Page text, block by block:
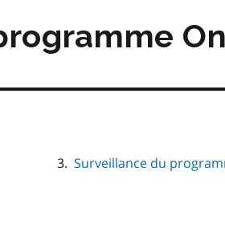
Surveillance du